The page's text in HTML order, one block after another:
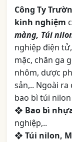
Công Ty
kinh nghiệm
màng, Túi
nghiệp điện
mặc, chăn ga
nhôm, dược
sản,.. Ngoài
bao bì túi nilon
❖ Bao bì
nghiệp,..
❖ Túi nilon,